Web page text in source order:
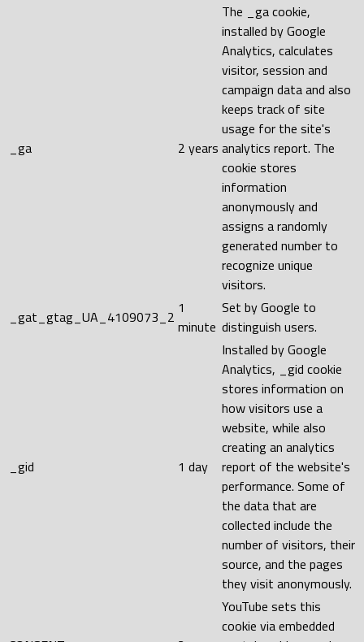
_ga 2 years
The _ga cookie,
installed by Google
Analytics, calculates
visitor, session and
campaign data and also
keeps track of site
usage for the site's
analytics report. The
cookie stores
information
anonymously and
assigns a randomly
generated number to
recognize unique
visitors.
_gat_gtag_UA_4109073_2 1
minute
Set by Google to
distinguish users.
_gid 1 day
Installed by Google
Analytics, _gid cookie
stores information on
how visitors use a
website, while also
creating an analytics
report of the website's
performance. Some of
the data that are
collected include the
number of visitors, their
source, and the pages
they visit anonymously.
YouTube sets this
cookie via embedded